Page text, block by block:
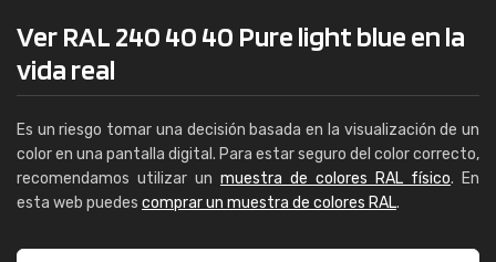
Ver RAL 240 40 40 Pure light blue en la
vida real
Es un riesgo tomar una decisión basada en la visualización de un
color en una pantalla digital. Para estar seguro del color correcto,
recomendamos utilizar un muestra de colores RAL físico. En
esta web puedes comprar un muestra de colores RAL.